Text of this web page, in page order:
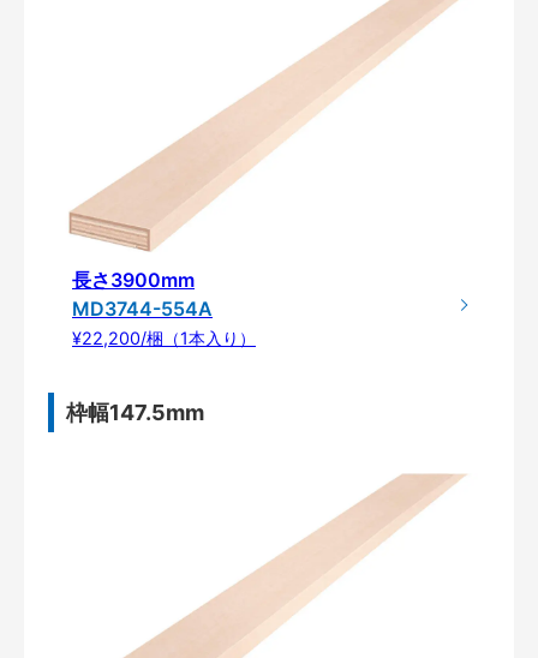
長さ3900mm
MD3744-554A
¥22,200/梱（1本入り）
枠幅147.5mm